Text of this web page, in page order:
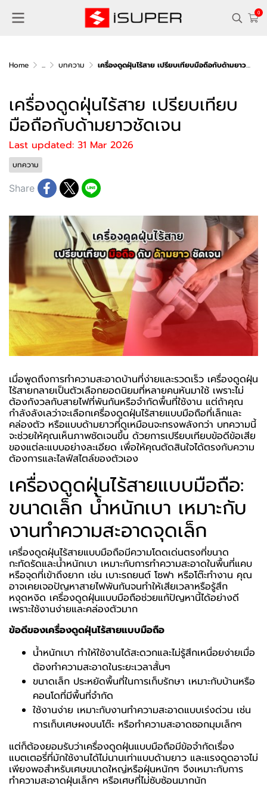
0
Home ... บทความ เครื่องดูดฝุ่นไร้สาย เปรียบเทียบมือถือกับด้ามยาวชัดเจน
เครื่องดูดฝุ่นไร้สาย เปรียบเทียบ
มือถือกับด้ามยาวชัดเจน
Last updated: 31 Mar 2026
บทความ
Share
เมื่อพูดถึงการทำความสะอาดบ้านที่ง่ายและรวดเร็ว เครื่องดูดฝุ่น
ไร้สายกลายเป็นตัวเลือกยอดนิยมที่หลายคนหันมาใช้ เพราะไม่
ต้องกังวลกับสายไฟที่พันกันหรือจำกัดพื้นที่ใช้งาน แต่ถ้าคุณ
กำลังลังเลว่าจะเลือกเครื่องดูดฝุ่นไร้สายแบบมือถือที่เล็กและ
คล่องตัว หรือแบบด้ามยาวที่ดูเหมือนจะทรงพลังกว่า บทความนี้
จะช่วยให้คุณเห็นภาพชัดเจนขึ้น ด้วยการเปรียบเทียบข้อดีข้อเสีย
ของแต่ละแบบอย่างละเอียด เพื่อให้คุณตัดสินใจได้ตรงกับความ
ต้องการและไลฟ์สไตล์ของตัวเอง
เครื่องดูดฝุ่นไร้สายแบบมือถือ:
ขนาดเล็ก น้ำหนักเบา เหมาะกับ
งานทำความสะอาดจุดเล็ก
เครื่องดูดฝุ่นไร้สายแบบมือถือมีความโดดเด่นตรงที่ขนาด
กะทัดรัดและน้ำหนักเบา เหมาะกับการทำความสะอาดในพื้นที่แคบ
หรือจุดที่เข้าถึงยาก เช่น เบาะรถยนต์ โซฟา หรือโต๊ะทำงาน คุณ
อาจเคยเจอปัญหาสายไฟพันกันจนทำให้เสียเวลาหรือรู้สึก
หงุดหงิด เครื่องดูดฝุ่นแบบมือถือช่วยแก้ปัญหานี้ได้อย่างดี
เพราะใช้งานง่ายและคล่องตัวมาก
ข้อดีของเครื่องดูดฝุ่นไร้สายแบบมือถือ
น้ำหนักเบา ทำให้ใช้งานได้สะดวกและไม่รู้สึกเหนื่อยง่ายเมื่อ
ต้องทำความสะอาดในระยะเวลาสั้นๆ
ขนาดเล็ก ประหยัดพื้นที่ในการเก็บรักษา เหมาะกับบ้านหรือ
คอนโดที่มีพื้นที่จำกัด
ใช้งานง่าย เหมาะกับงานทำความสะอาดแบบเร่งด่วน เช่น
การเก็บเศษผงบนโต๊ะ หรือทำความสะอาดซอกมุมเล็กๆ
แต่ก็ต้องยอมรับว่าเครื่องดูดฝุ่นแบบมือถือมีข้อจำกัดเรื่อง
แบตเตอรี่ที่มักใช้งานได้ไม่นานเท่าแบบด้ามยาว และแรงดูดอาจไม่
เพียงพอสำหรับเศษขนาดใหญ่หรือฝุ่นหนักๆ จึงเหมาะกับการ
ทำความสะอาดฝุ่นเล็กๆ หรือเศษที่ไม่ซับซ้อนมากนัก